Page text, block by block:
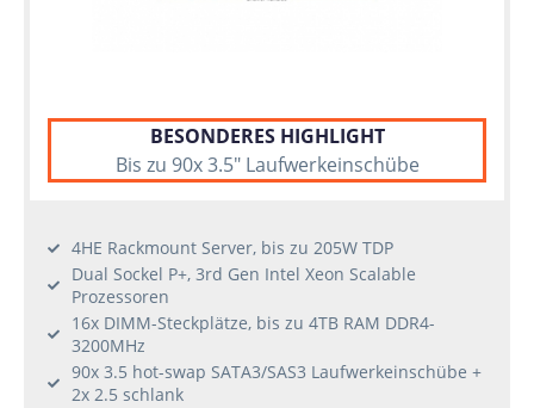
BESONDERES HIGHLIGHT
Bis zu 90x 3.5" Laufwerkeinschübe
4HE Rackmount Server, bis zu 205W TDP
Dual Sockel P+, 3rd Gen Intel Xeon Scalable
Prozessoren
16x DIMM-Steckplätze, bis zu 4TB RAM DDR4-
3200MHz
90x 3.5 hot-swap SATA3/SAS3 Laufwerkeinschübe +
2x 2.5 schlank